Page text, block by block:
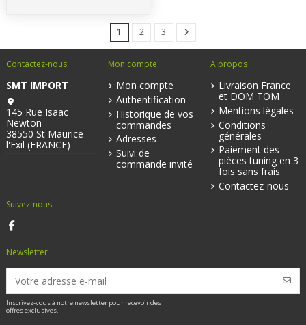
1 2 3
Contactez-nous
SMT IMPORT
145 Rue Isaac
Newton
38550 St Maurice
l'Exil (FRANCE)
Mon compte
Mon compte
Authentification
Historique de vos
commandes
Adresses
Suivi de
commande invité
A propos
Livraison France
et DOM TOM
Mentions légales
Conditions
générales
Paiement des
pièces tuning en 3
fois sans frais
Contactez-nous
Suivez-nous
Newsletter
Inscrivez-vous à notre newsletter pour recevoir des
offres exclusives.